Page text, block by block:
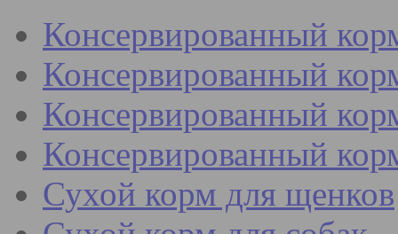
Консервированный
Консервированный
Консервированный
Консервированный
Сухой корм для щенков